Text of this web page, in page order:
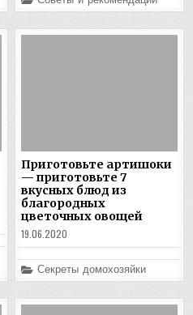
in
Приготовьте артишоки
— приготовьте 7
вкусных блюд из
благородных
цветочных овощей
19.06.2020
Posted
in
Секреты домохозяйки